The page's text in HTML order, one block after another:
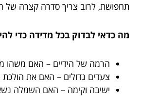
תחפושת, לרוב צריך סדרה קצרה של
מה כדאי לבדוק בכל מדידה כדי
הרמה של הידיים – האם משהו
צעדים גדולים – האם את הולכת
ישיבה וקימה – האם השמלה